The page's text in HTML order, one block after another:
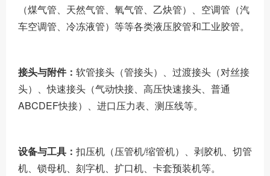
（煤气管、天然气管、氧气管、乙炔管）、空调管（汽
车空调管、冷冻液管）等等各类液压胶管和工业胶管。
接头与附件： 软管接头（管接头）、过渡接头（对丝接
头）、快速接头（气动快接、高压快速接头、普通
ABCDEF快接）、进口压力表、测压线等。
设备与工具： 扣压机（压管机/缩管机）、剥胶机、切管
机、锁母机、刻字机、扩口机、卡套预装机等。